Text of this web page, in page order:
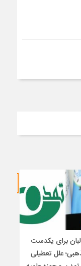
برای یکدست
علل تعطیلی